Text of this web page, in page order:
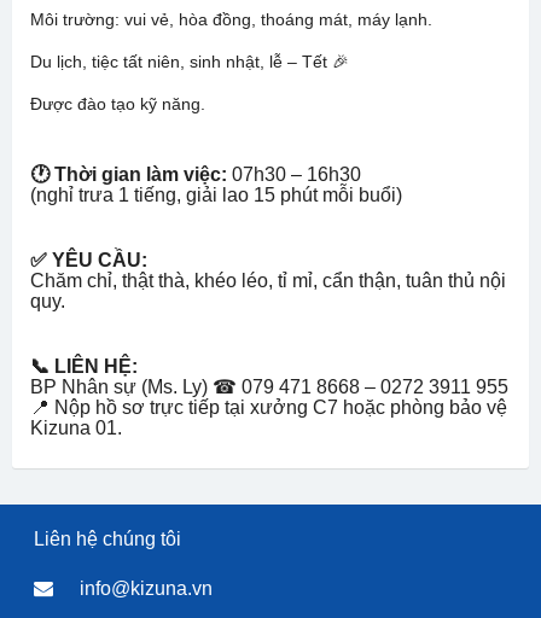
Môi trường: vui vẻ, hòa đồng, thoáng mát, máy lạnh.
Du lịch, tiệc tất niên, sinh nhật, lễ – Tết 🎉
Được đào tạo kỹ năng.
🕐 Thời gian làm việc: 07h30 – 16h30
(nghỉ trưa 1 tiếng, giải lao 15 phút mỗi buổi)
✅ YÊU CẦU:
Chăm chỉ, thật thà, khéo léo, tỉ mỉ, cẩn thận, tuân thủ nội
quy.
📞 LIÊN HỆ:
BP Nhân sự (Ms. Ly) ☎ 079 471 8668 – 0272 3911 955
📍 Nộp hồ sơ trực tiếp tại xưởng C7 hoặc phòng bảo vệ
Kizuna 01.
Liên hệ chúng tôi
info@kizuna.vn